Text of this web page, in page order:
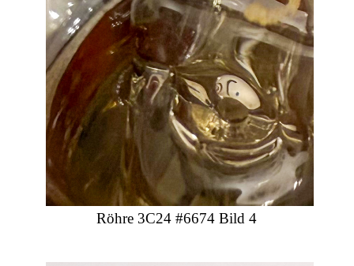
Röhre 3C24 #6674 Bild 4